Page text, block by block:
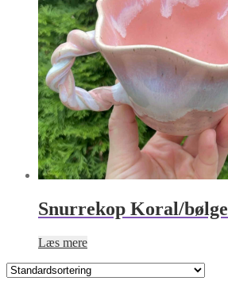
Snurrekop Koral/bølge
Læs mere